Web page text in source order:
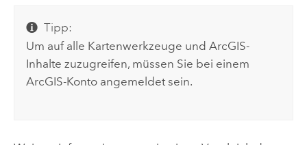
Tipp:
Um auf alle Kartenwerkzeuge und ArcGIS-
Inhalte zuzugreifen, müssen Sie bei einem
ArcGIS-Konto angemeldet sein.